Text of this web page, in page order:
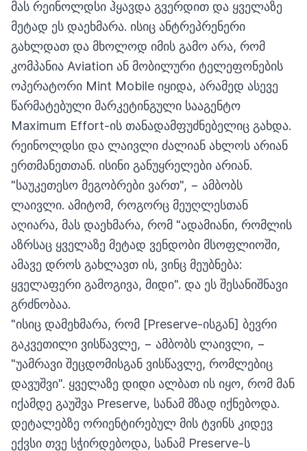
მას რეინოლდსი ჰყავდა გვერდით და ყველაზე
მეტად ეს დაეხმარა. ისიც ანტრეპრენერი
გახლდათ და მხოლოდ იმის გამო არა, რომ
კომპანია Aviation ან მობილური ტელეფონების
ოპერატორი Mint Mobile იყიდა, არამედ ასევე
წარმატებული მარკეტინგული სააგენტო
Maximum Effort-ის თანადამფუძნებელიც გახდა.
რეინოლდსი და ლაივლი ძალიან ახლოს არიან
ერთმანეთთან. ისინი განუყრელები არიან.
"საუკეთესო მეგობრები ვართ", − ამბობს
ლაივლი. ამიტომ, როგორც მეუღლესთან
აღიარა, მას დაეხმარა, რომ "ადამიანი, რომლის
აზრსაც ყველაზე მეტად ვენდობი მსოფლიოში,
ამავე დროს გახლავთ ის, ვინც მეუბნება:
ყველაფერი გამოგივა, მიდი". და ეს შესანიშნავი
გრძნობაა.
"ისიც დამეხმარა, რომ [Preserve-ისგან] ბევრი
გაკვეთილი ვისწავლე, − ამბობს ლაივლი, −
"უამრავი შეცდომისგან ვისწავლე, რომლებიც
დავუშვი". ყველაზე დიდი ალბათ ის იყო, რომ მან
იქამდე გაუშვა Preserve, სანამ მზად იქნებოდა.
დეტალებზე ორიენტირებულ მის ტვინს კიდევ
ექვსი თვე სჭირდებოდა, სანამ Preserve-ს